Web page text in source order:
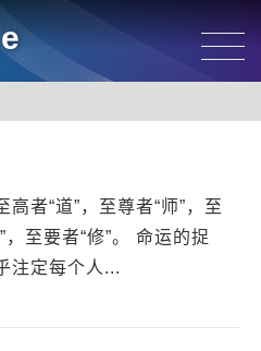
高者“道”，至尊者“师”，至
，至要者“修”。 命运的捉
注定每个人...